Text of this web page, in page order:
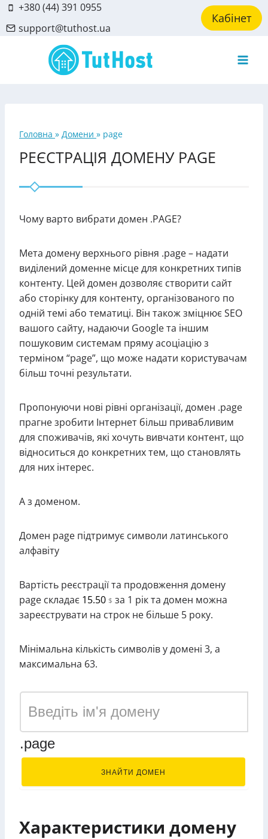
Skip
to
content
+380 (44) 391 0955
support@tuthost.ua
Кабінет
Головна » Домени » page
РЕЄСТРАЦІЯ ДОМЕНУ PAGE
Чому варто вибрати домен .PAGE?
Мета домену верхнього рівня .page – надати
виділений доменне місце для конкретних типів
контенту. Цей домен дозволяє створити сайт
або сторінку для контенту, організованого по
одній темі або тематиці. Він також зміцнює SEO
вашого сайту, надаючи Google та іншим
пошуковим системам пряму асоціацію з
терміном “page”, що може надати користувачам
більш точні результати.
Пропонуючи нові рівні організації, домен .page
прагне зробити Інтернет більш привабливим
для споживачів, які хочуть вивчати контент, що
відноситься до конкретних тем, що становлять
для них інтерес.
А з доменом.
Домен page підтримує символи латинського
алфавіту
Вартість реєстрації та продовження домену
page складає 15.50 $ за 1 рік та домен можна
зареєструвати на строк не більше 5 року.
Мінімальна кількість символів у домені 3, а
максимальна 63.
.page
ЗНАЙТИ ДОМЕН
Характеристики домену